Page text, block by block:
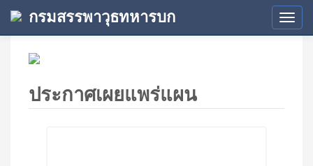
กรมสรรพาวุธทหารบก
ประกาศเผยแพร่แผน